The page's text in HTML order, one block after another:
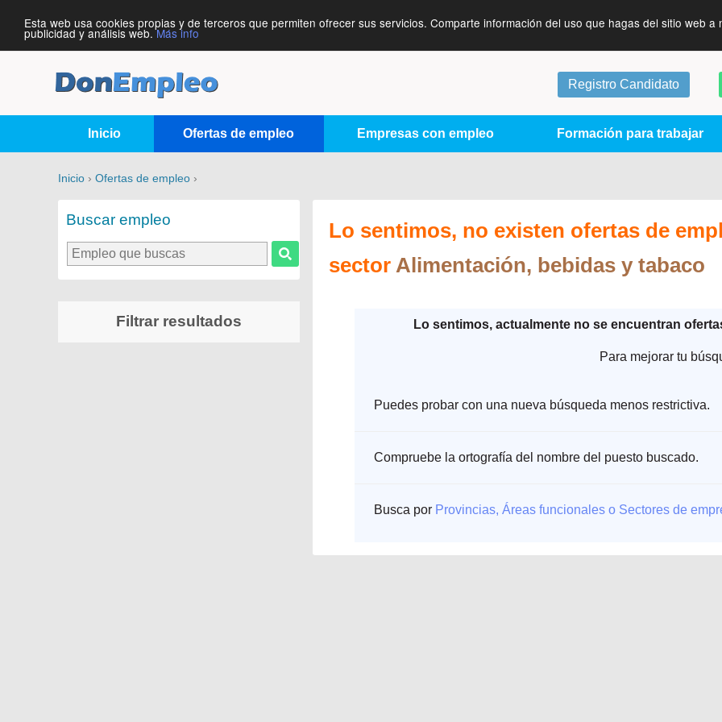
Esta web usa cookies propias y de terceros que permiten ofrecer sus servicios. Comparte información del uso que hagas del sitio web
publicidad y análisis web.Más info
Registro Candidato
Inicio Ofertas de empleo Empresas con empleo Formación para trabajar
Inicio › Ofertas de empleo ›
Buscar empleo
Filtrar resultados
Lo sentimos, no existen ofertas de
sector Alimentación, bebidas y tabaco
Lo sentimos, actualmente no se encuentran
Para mejorar tu
Puedes probar con una nueva búsqueda menos restrictiva.
Compruebe la ortografía del nombre del puesto buscado.
Busca por Provincias, Áreas funcionales o Sectores de